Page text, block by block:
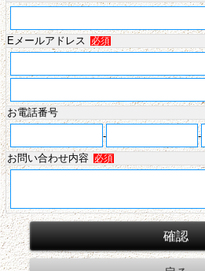
Eメールアドレス 必須
お電話番号
-
-
お問い合わせ内容
必須